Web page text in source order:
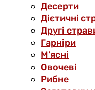
Десерти
Дієтичні
Другі
Гарніри
М’ясні
Овочеві
Рибне